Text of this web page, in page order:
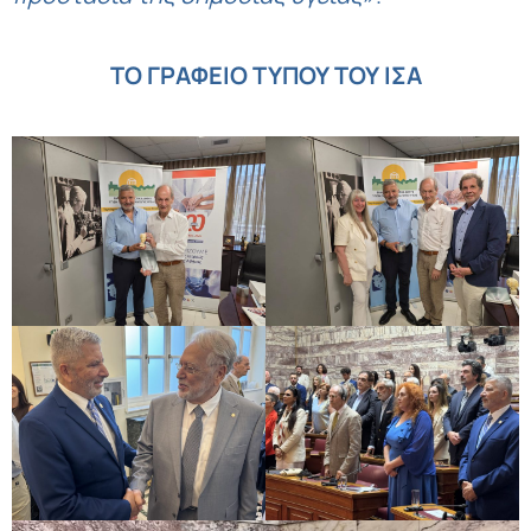
ΤΟ ΓΡΑΦΕΙΟ ΤΥΠΟΥ ΤΟΥ ΙΣΑ